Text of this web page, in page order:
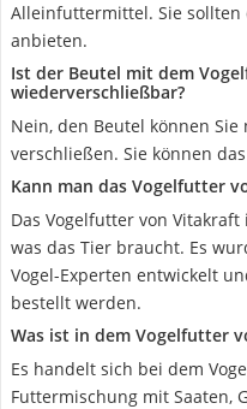
Alleinfuttermittel. Sie sollten
anbieten.
Ist der Beutel mit dem
wiederverschließbar?
Nein, den Beutel können
verschließen. Sie können
Kann man das Vogelfutter
Das Vogelfutter von
was das Tier braucht. Es
Vogel-Experten entwickelt
bestellt werden.
Was ist in dem Vogelfutter
Es handelt sich bei dem
Futtermischung mit Saaten,